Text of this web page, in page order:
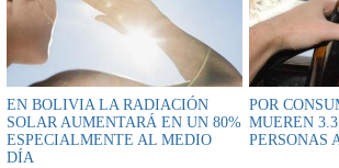
EN BOLIVIA LA RADIACIÓN
SOLAR AUMENTARÁ EN UN 80%
ESPECIALMENTE AL MEDIO
DÍA
POR
MUEREN
PERSONAS